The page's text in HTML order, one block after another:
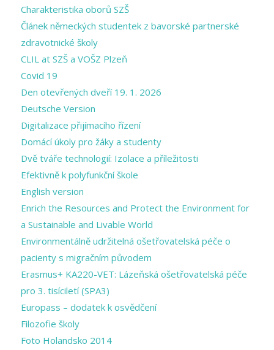
Charakteristika oborů SZŠ
Článek německých studentek z bavorské partnerské
zdravotnické školy
CLIL at SZŠ a VOŠZ Plzeň
Covid 19
Den otevřených dveří 19. 1. 2026
Deutsche Version
Digitalizace přijímacího řízení
Domácí úkoly pro žáky a studenty
Dvě tváře technologií: Izolace a příležitosti
Efektivně k polyfunkční škole
English version
Enrich the Resources and Protect the Environment for
a Sustainable and Livable World
Environmentálně udržitelná ošetřovatelská péče o
pacienty s migračním původem
Erasmus+ KA220-VET: Lázeňská ošetřovatelská péče
pro 3. tisíciletí (SPA3)
Europass – dodatek k osvědčení
Filozofie školy
Foto Holandsko 2014